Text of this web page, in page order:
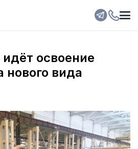
освоение
нового вида